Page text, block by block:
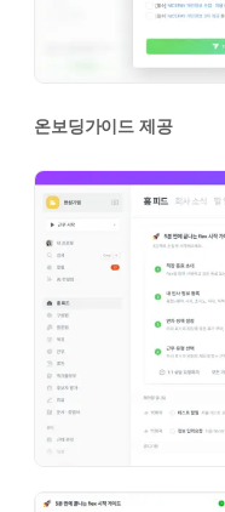
온보딩가이드 제공